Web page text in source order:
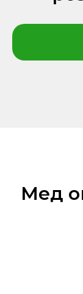
Мед